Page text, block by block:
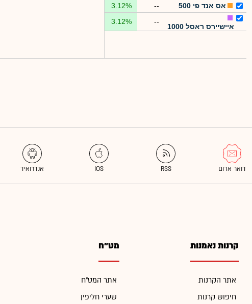
אס אנד פי 500 --
3.12%
איישיירס ראסל 1000
--
3.12%
קרנות נאמנות
אתר הקרנות
חיפוש קרנות
מט"ח
אתר המט"ח
שערי חליפין